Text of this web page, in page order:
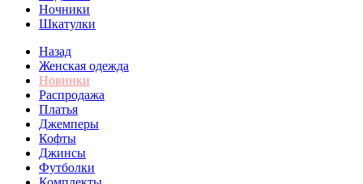
Ночники
Шкатулки
Назад
Женская одежда
Новинки
Распродажа
Платья
Джемперы
Кофты
Джинсы
Футболки